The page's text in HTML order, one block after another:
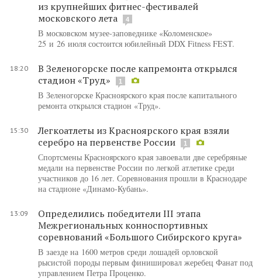
из крупнейших фитнес-фестивалей
московского лета
4
В московском музее-заповеднике «Коломенское»
25 и 26 июля состоится юбилейный DDX Fitness FEST.
18:20
В Зеленогорске после капремонта открылся
стадион «Труд»
1
В Зеленогорске Красноярского края после капитального
ремонта открылся стадион «Труд».
15:30
Легкоатлеты из Красноярского края взяли
серебро на первенстве России
1
Спортсмены Красноярского края завоевали две серебряные
медали на первенстве России по легкой атлетике среди
участников до 16 лет. Соревнования прошли в Краснодаре
на стадионе «Динамо-Кубань».
13:09
Определились победители III этапа
Межрегиональных конноспортивных
соревнований «Большого Сибирского круга»
В заезде на 1600 метров среди лошадей орловской
рысистой породы первым финишировал жеребец Фанат под
управлением Петра Проценко.